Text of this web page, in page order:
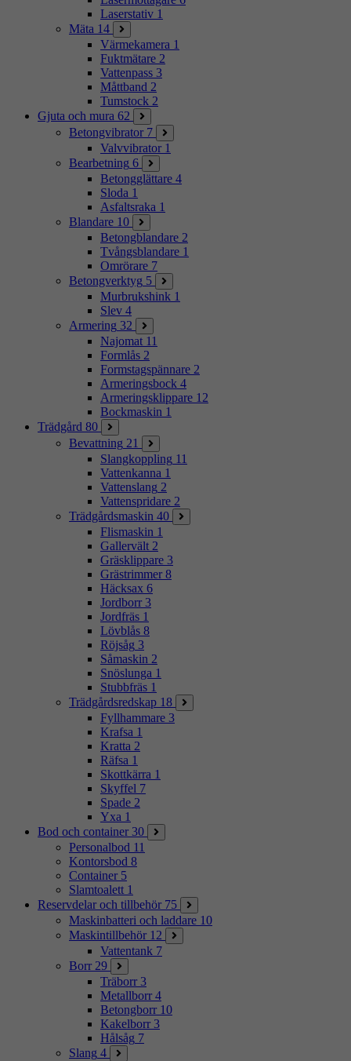
Laserstativ 1
Mäta 14
Värmekamera 1
Fuktmätare 2
Vattenpass 3
Måttband 2
Tumstock 2
Gjuta och mura 62
Betongvibrator 7
Valvvibrator 1
Bearbetning 6
Betongglättare 4
Sloda 1
Asfaltsraka 1
Blandare 10
Betongblandare 2
Tvångsblandare 1
Omrörare 7
Betongverktyg 5
Murbrukshink 1
Slev 4
Armering 32
Najomat 11
Formlås 2
Formstagspännare 2
Armeringsbock 4
Armeringsklippare 12
Bockmaskin 1
Trädgård 80
Bevattning 21
Slangkoppling 11
Vattenkanna 1
Vattenslang 2
Vattenspridare 2
Trädgårdsmaskin 40
Flismaskin 1
Gallervält 2
Gräsklippare 3
Grästrimmer 8
Häcksax 6
Jordborr 3
Jordfräs 1
Lövblås 8
Röjsåg 3
Såmaskin 2
Snöslunga 1
Stubbfräs 1
Trädgårdsredskap 18
Fyllhammare 3
Krafsa 1
Kratta 2
Räfsa 1
Skottkärra 1
Skyffel 7
Spade 2
Yxa 1
Bod och container 30
Personalbod 11
Kontorsbod 8
Container 5
Slamtoalett 1
Reservdelar och tillbehör 75
Maskinbatteri och laddare 10
Maskintillbehör 12
Vattentank 7
Borr 29
Träborr 3
Metallborr 4
Betongborr 10
Kakelborr 3
Hålsåg 7
Slang 4